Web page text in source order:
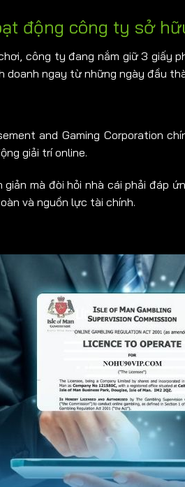
động công ty sở
công ty đang nắm giữ 3 giấy
ngay từ những ngày đầu
and Gaming Corporation
giải trí online.
giản mà đòi hỏi nhà cái phải đáp
và nguồn lực tài chính.